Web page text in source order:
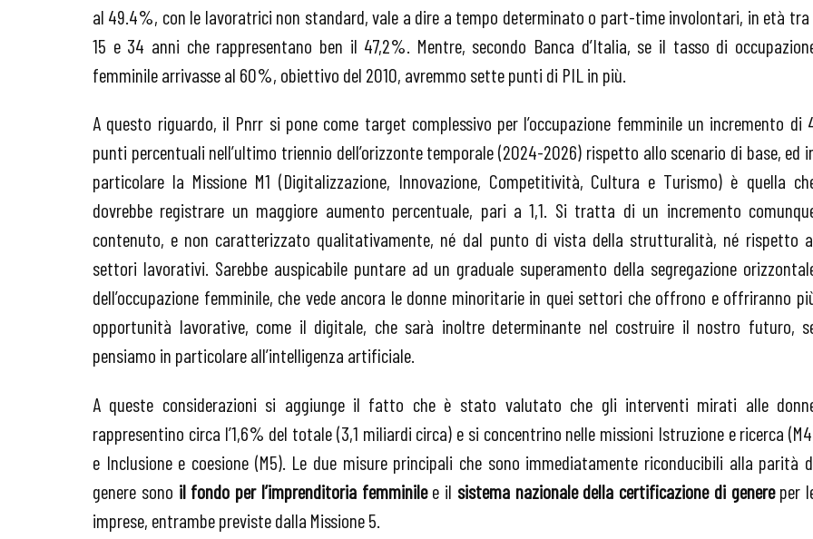
al 49.4%, con le lavoratrici non standard, vale a dire a tempo determinato o part-time involontari, in età tra
15 e 34 anni che rappresentano ben il 47,2%. Mentre, secondo Banca d’Italia, se il tasso di
femminile arrivasse al 60%, obiettivo del 2010, avremmo sette punti di PIL in più.
A questo riguardo, il Pnrr si pone come target complessivo per l’occupazione femminile un incremento di
punti percentuali nell’ultimo triennio dell’orizzonte temporale (2024-2026) rispetto allo scenario di base, ed
particolare la Missione M1 (Digitalizzazione, Innovazione, Competitività, Cultura e Turismo) è quella
dovrebbe registrare un maggiore aumento percentuale, pari a 1,1. Si tratta di un incremento
contenuto, e non caratterizzato qualitativamente, né dal punto di vista della strutturalità, né rispetto
settori lavorativi. Sarebbe auspicabile puntare ad un graduale superamento della segregazione
dell’occupazione femminile, che vede ancora le donne minoritarie in quei settori che offrono e offriranno
opportunità lavorative, come il digitale, che sarà inoltre determinante nel costruire il nostro futuro,
pensiamo in particolare all’intelligenza artificiale.
A queste considerazioni si aggiunge il fatto che è stato valutato che gli interventi mirati alle
rappresentino circa l’1,6% del totale (3,1 miliardi circa) e si concentrino nelle missioni Istruzione e ricerca
e Inclusione e coesione (M5). Le due misure principali che sono immediatamente riconducibili alla parità
genere sono il fondo per l’imprenditoria femminilee il sistema nazionale della certificazione di genereper
imprese, entrambe previste dalla Missione 5.